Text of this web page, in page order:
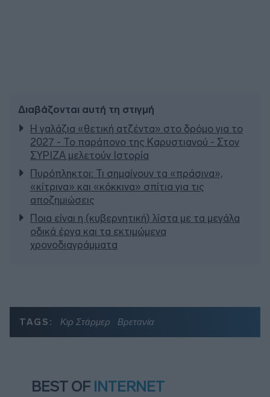
Διαβάζονται αυτή τη στιγμή
Η γαλάζια «θετική ατζέντα» στο δρόμο για το
2027 - Το παράπονο της Καρυστιανού - Στον
ΣΥΡΙΖΑ μελετούν Ιστορία
Πυρόπληκτοι: Τι σημαίνουν τα «πράσινα»,
«κίτρινα» και «κόκκινα» σπίτια για τις
αποζημιώσεις
Ποια είναι η (κυβερνητική) λίστα με τα μεγάλα
οδικά έργα και τα εκτιμώμενα
χρονοδιαγράμματα
TAGS: Κιρ Στάρμερ Βρετανία
BEST OF INTERNET